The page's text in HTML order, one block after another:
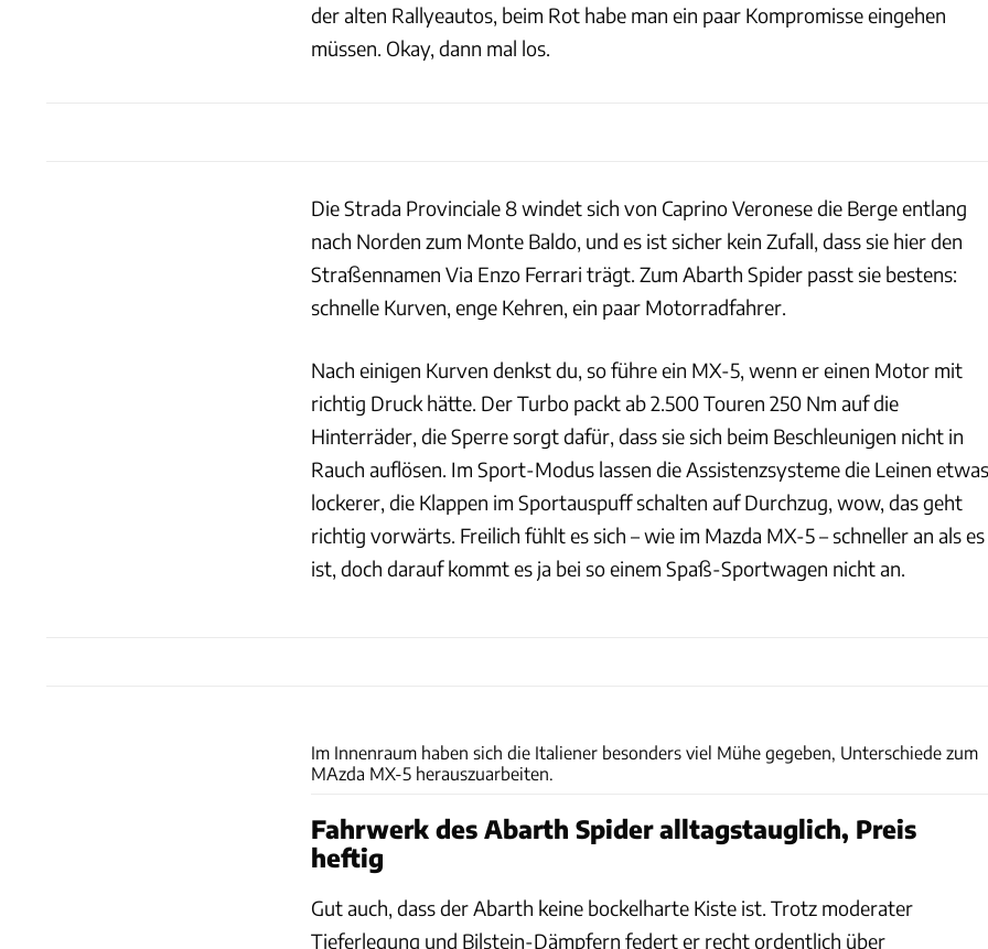
der alten Rallyeautos, beim Rot habe man ein paar Kompromisse eingehen
müssen. Okay, dann mal los.
Die Strada Provinciale 8 windet sich von Caprino Veronese die Berge entlang
nach Norden zum Monte Baldo, und es ist sicher kein Zufall, dass sie hier den
Straßennamen Via Enzo Ferrari trägt. Zum Abarth Spider passt sie bestens:
schnelle Kurven, enge Kehren, ein paar Motorradfahrer.
Nach einigen Kurven denkst du, so führe ein MX-5, wenn er einen Motor mit
richtig Druck hätte. Der Turbo packt ab 2.500 Touren 250 Nm auf die
Hinterräder, die Sperre sorgt dafür, dass sie sich beim Beschleunigen nicht in
Rauch auflösen. Im Sport-Modus lassen die Assistenzsysteme die Leinen etwas
lockerer, die Klappen im Sportauspuff schalten auf Durchzug, wow, das geht
richtig vorwärts. Freilich fühlt es sich – wie im Mazda MX-5 – schneller an als es
ist, doch darauf kommt es ja bei so einem Spaß-Sportwagen nicht an.
Im Innenraum haben sich die Italiener besonders viel Mühe gegeben, Unterschiede zum
MAzda MX-5 herauszuarbeiten.
Fahrwerk des Abarth Spider alltagstauglich, Preis
heftig
Gut auch, dass der Abarth keine bockelharte Kiste ist. Trotz moderater
Tieferlegung und Bilstein-Dämpfern federt er recht ordentlich über